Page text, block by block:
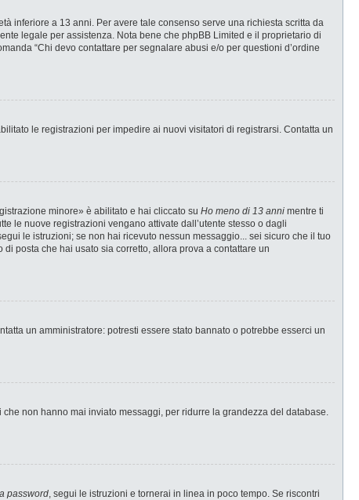
inferiore a 13 anni. Per avere tale consenso serve una richiesta scritta da
legale per assistenza. Nota bene che phpBB Limited e il proprietario di
“Chi devo contattare per segnalare abusi e/o per questioni d’ordine
le registrazioni per impedire ai nuovi visitatori di registrarsi. Contatta un
minore» è abilitato e hai cliccato su Ho meno di 13 anni mentre ti
le nuove registrazioni vengano attivate dall’utente stesso o dagli
le istruzioni; se non hai ricevuto nessun messaggio... sei sicuro che il tuo
posta che hai usato sia corretto, allora prova a contattare un
un amministratore: potresti essere stato bannato o potrebbe esserci un
non hanno mai inviato messaggi, per ridurre la grandezza del database.
password, segui le istruzioni e tornerai in linea in poco tempo. Se riscontri